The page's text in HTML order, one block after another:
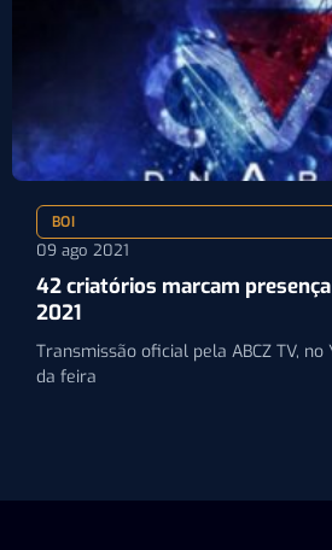
BOI
09 ago 2021
42 criatórios marcam
2021
Transmissão oficial pela ABCZ TV,
da feira